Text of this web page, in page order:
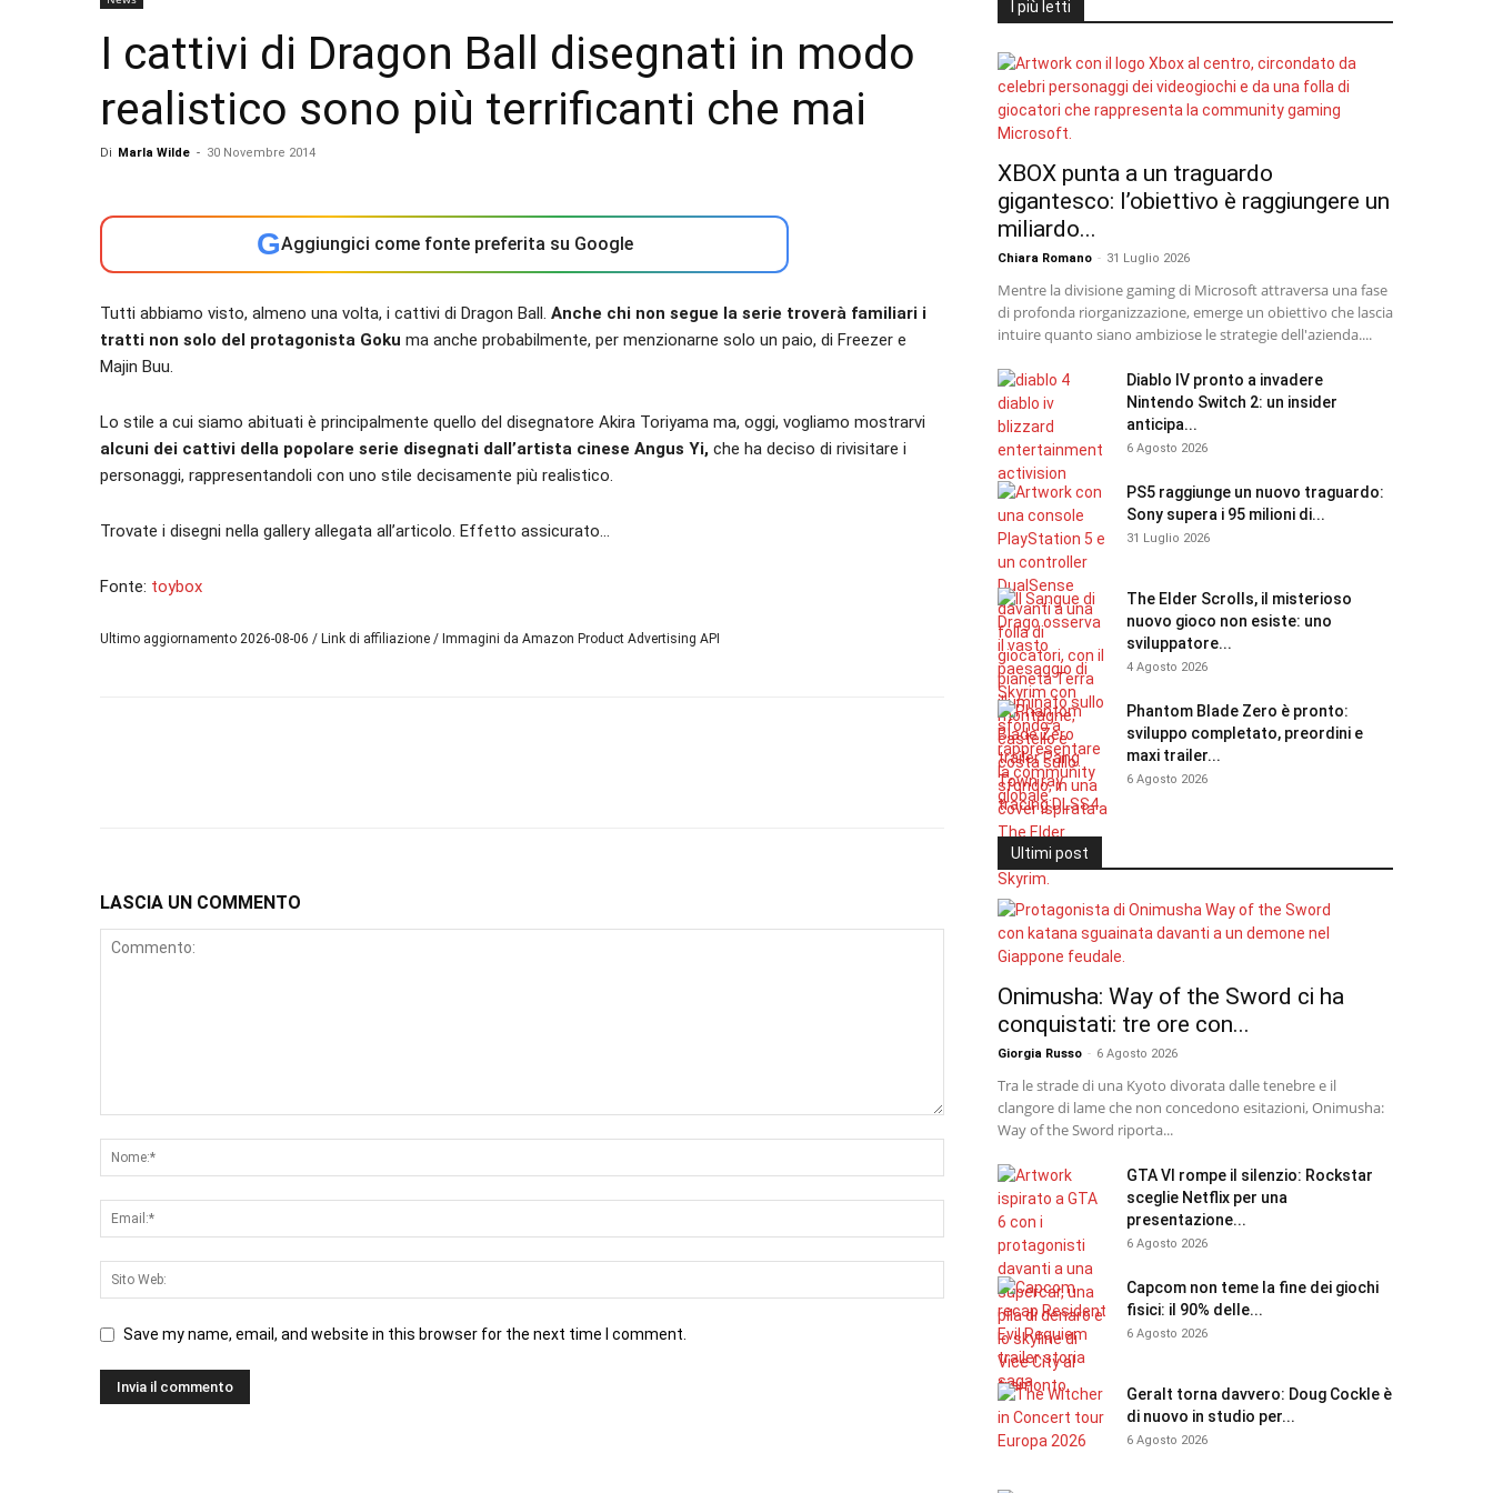
I cattivi di Dragon Ball disegnati in modo
realistico sono più terrificanti che mai
Di Marla Wilde - 30 Novembre 2014
GAggiungici come fonte preferita su Google
Tutti abbiamo visto, almeno una volta, i cattivi di Dragon Ball. Anche chi non segue la serie troverà familiari i
tratti non solo del protagonista Goku ma anche probabilmente, per menzionarne solo un paio, di Freezer e
Majin Buu.
Lo stile a cui siamo abituati è principalmente quello del disegnatore Akira Toriyama ma, oggi, vogliamo mostrarvi
alcuni dei cattivi della popolare serie disegnati dall’artista cinese Angus Yi, che ha deciso di rivisitare i
personaggi, rappresentandoli con uno stile decisamente più realistico.
Trovate i disegni nella gallery allegata all’articolo. Effetto assicurato…
Fonte: toybox
Ultimo aggiornamento 2026-08-06 / Link di affiliazione / Immagini da Amazon Product Advertising API
LASCIA UN COMMENTO
Save my name, email, and website in this browser for the next time I comment.
I più letti
XBOX punta a un traguardo
gigantesco: l’obiettivo è raggiungere un
miliardo...
Chiara Romano - 31 Luglio 2026
Mentre la divisione gaming di Microsoft attraversa una fase
di profonda riorganizzazione, emerge un obiettivo che lascia
intuire quanto siano ambiziose le strategie dell'azienda....
Diablo IV pronto a invadere
Nintendo Switch 2: un insider
anticipa...
6 Agosto 2026
PS5 raggiunge un nuovo traguardo:
Sony supera i 95 milioni di...
31 Luglio 2026
The Elder Scrolls, il misterioso
nuovo gioco non esiste: uno
sviluppatore...
4 Agosto 2026
Phantom Blade Zero è pronto:
sviluppo completato, preordini e
maxi trailer...
6 Agosto 2026
Ultimi post
Onimusha: Way of the Sword ci ha
conquistati: tre ore con...
Giorgia Russo - 6 Agosto 2026
Tra le strade di una Kyoto divorata dalle tenebre e il
clangore di lame che non concedono esitazioni, Onimusha:
Way of the Sword riporta...
GTA VI rompe il silenzio: Rockstar
sceglie Netflix per una
presentazione...
6 Agosto 2026
Capcom non teme la fine dei giochi
fisici: il 90% delle...
6 Agosto 2026
Geralt torna davvero: Doug Cockle è
di nuovo in studio per...
6 Agosto 2026